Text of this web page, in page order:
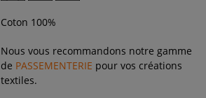
Coton 100%
Nous vous recommandons notre gamme
de PASSEMENTERIE pour vos créations
textiles.